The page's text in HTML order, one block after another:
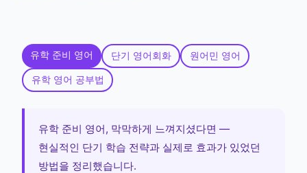
유학 준비 영어 단기 영어회화 원어민 영어
유학 영어 공부법
유학 준비 영어, 막막하게 느껴지셨다면 —
현실적인 단기 학습 전략과 실제로 효과가 있었던
방법을 정리했습니다.